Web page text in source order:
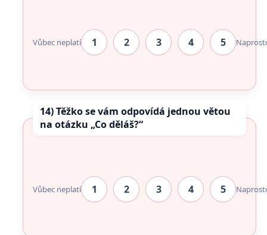
Vůbec neplatí 1 2 3 4 5
14) Těžko se vám odpovídá jednou větou
na otázku „Co děláš?“
Vůbec neplatí 1 2 3 4 5